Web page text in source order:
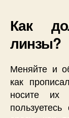
Как
линзы?
Меняйте и
как
носите